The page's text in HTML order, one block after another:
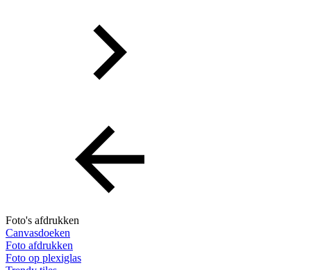
Foto's afdrukken
Canvasdoeken
Foto afdrukken
Foto op plexiglas